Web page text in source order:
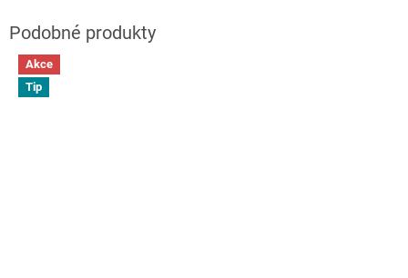
Akce
Tip